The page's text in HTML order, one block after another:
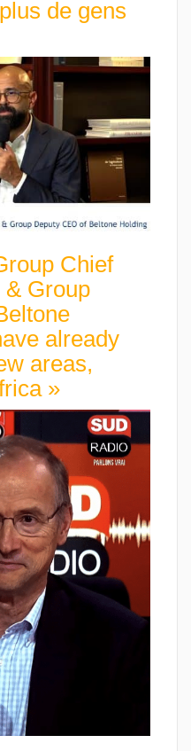
de gens
Chief
Group
already
areas,
»